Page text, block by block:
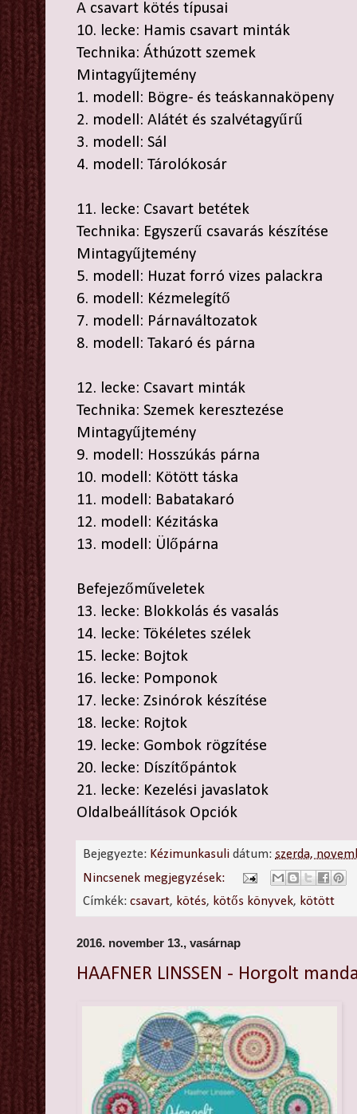
A csavart kötés típusai
10. lecke: Hamis csavart minták
Technika: Áthúzott szemek
Mintagyűjtemény
1. modell: Bögre- és teáskannaköpeny
2. modell: Alátét és szalvétagyűrű
3. modell: Sál
4. modell: Tárolókosár
11. lecke: Csavart betétek
Technika: Egyszerű csavarás készítése
Mintagyűjtemény
5. modell: Huzat forró vizes palackra
6. modell: Kézmelegítő
7. modell: Párnaváltozatok
8. modell: Takaró és párna
12. lecke: Csavart minták
Technika: Szemek keresztezése
Mintagyűjtemény
9. modell: Hosszúkás párna
10. modell: Kötött táska
11. modell: Babatakaró
12. modell: Kézitáska
13. modell: Ülőpárna
Befejezőműveletek
13. lecke: Blokkolás és vasalás
14. lecke: Tökéletes szélek
15. lecke: Bojtok
16. lecke: Pomponok
17. lecke: Zsinórok készítése
18. lecke: Rojtok
19. lecke: Gombok rögzítése
20. lecke: Díszítőpántok
21. lecke: Kezelési javaslatok
Oldalbeállítások Opciók
Bejegyezte: Kézimunkasuli dátum: szerda,
Nincsenek megjegyzések:
Címkék:csavart, kötés, kötős könyvek, kötött
2016. november 13., vasárnap
HAAFNER LINSSEN - Horgolt